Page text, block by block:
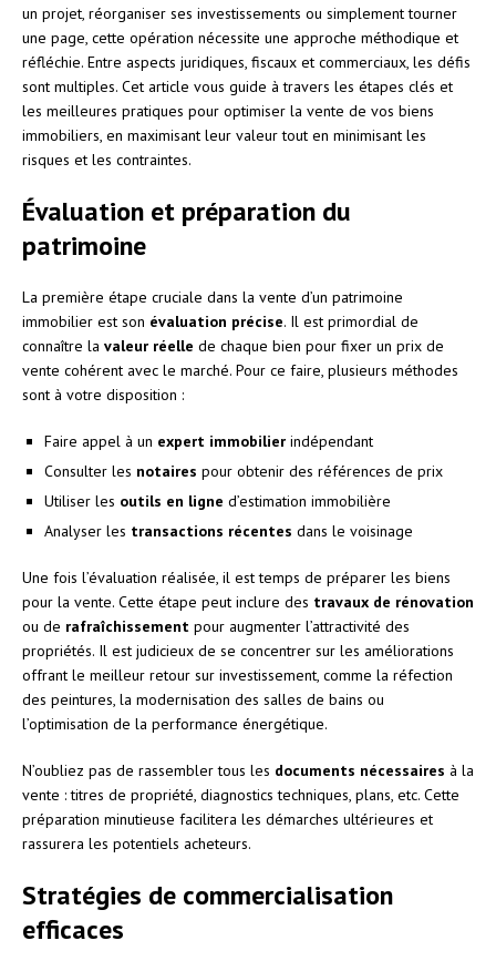
un projet, réorganiser ses investissements ou simplement tourner
une page, cette opération nécessite une approche méthodique et
réfléchie. Entre aspects juridiques, fiscaux et commerciaux, les défis
sont multiples. Cet article vous guide à travers les étapes clés et
les meilleures pratiques pour optimiser la vente de vos biens
immobiliers, en maximisant leur valeur tout en minimisant les
risques et les contraintes.
Évaluation et préparation du
patrimoine
La première étape cruciale dans la vente d’un patrimoine
immobilier est son évaluation précise. Il est primordial de
connaître la valeur réelle de chaque bien pour fixer un prix de
vente cohérent avec le marché. Pour ce faire, plusieurs méthodes
sont à votre disposition :
Faire appel à un expert immobilier indépendant
Consulter les notaires pour obtenir des références de prix
Utiliser les outils en ligne d’estimation immobilière
Analyser les transactions récentes dans le voisinage
Une fois l’évaluation réalisée, il est temps de préparer les biens
pour la vente. Cette étape peut inclure des travaux de rénovation
ou de rafraîchissement pour augmenter l’attractivité des
propriétés. Il est judicieux de se concentrer sur les améliorations
offrant le meilleur retour sur investissement, comme la réfection
des peintures, la modernisation des salles de bains ou
l’optimisation de la performance énergétique.
N’oubliez pas de rassembler tous les documents nécessaires à la
vente : titres de propriété, diagnostics techniques, plans, etc. Cette
préparation minutieuse facilitera les démarches ultérieures et
rassurera les potentiels acheteurs.
Stratégies de commercialisation
efficaces